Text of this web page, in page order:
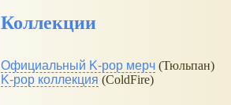
Коллекции
Официальный K-pop мерч (Тюльпан)
K-pop коллекция (ColdFire)